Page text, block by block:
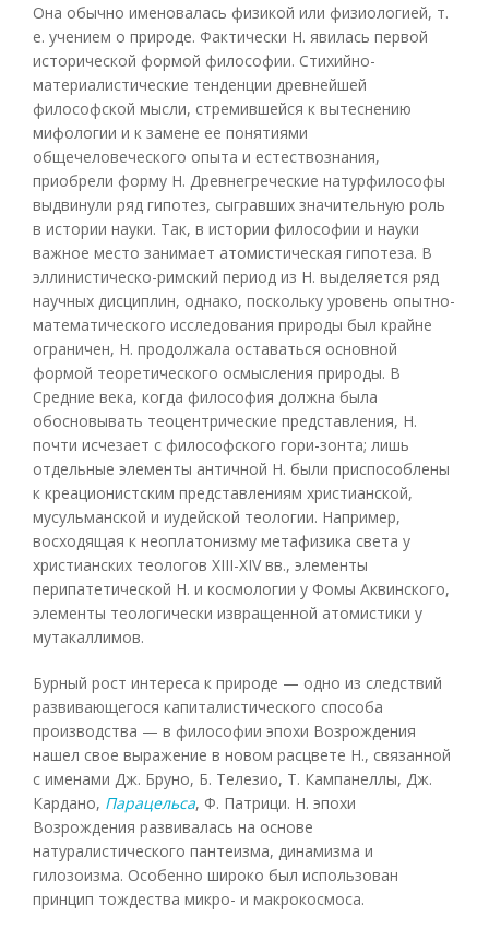
Она обычно именовалась физикой или физиологией, т.
е. учением о природе. Фактически Н. явилась первой
исторической формой философии. Стихийно-
материалистические тенденции древнейшей
философской мысли, стремившейся к вытеснению
мифологии и к замене ее понятиями
общечеловеческого опыта и естествознания,
приобрели форму Н. Древнегреческие натурфилософы
выдвинули ряд гипотез, сыгравших значительную роль
в истории науки. Так, в истории философии и науки
важное место занимает атомистическая гипотеза. В
эллинистическо-римский период из Н. выделяется ряд
научных дисциплин, однако, поскольку уровень опытно-
математического исследования природы был крайне
ограничен, Н. продолжала оставаться основной
формой теоретического осмысления природы. В
Средние века, когда философия должна была
обосновывать теоцентрические представления, Н.
почти исчезает с философского гори-зонта; лишь
отдельные элементы античной Н. были приспособлены
к креационистским представлениям христианской,
мусульманской и иудейской теологии. Например,
восходящая к неоплатонизму метафизика света у
христианских теологов XIII-XIV вв., элементы
перипатетической Н. и космологии у Фомы Аквинского,
элементы теологически извращенной атомистики у
мутакаллимов.
Бурный рост интереса к природе — одно из следствий
развивающегося капиталистического способа
производства — в философии эпохи Возрождения
нашел свое выражение в новом расцвете Н., связанной
с именами Дж. Бруно, Б. Телезио, Т. Кампанеллы, Дж.
Кардано, Парацельса, Ф. Патрици. Н. эпохи
Возрождения развивалась на основе
натуралистического пантеизма, динамизма и
гилозоизма. Особенно широко был использован
принцип тождества микро- и макрокосмоса.